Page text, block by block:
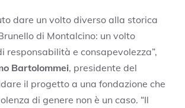
dare un volto diverso alla storica
di Montalcino: un volto
responsabilità e consapevolezza”,
Bartolommei, presidente del
il progetto a una fondazione che
di genere non è un caso. “Il